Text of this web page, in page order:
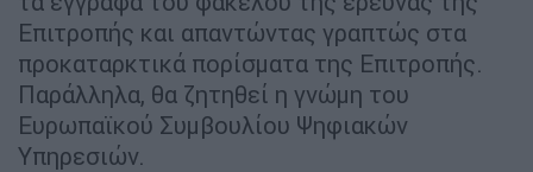
Επιτροπής και απαντώντας γραπτώς στα
προκαταρκτικά πορίσματα της Επιτροπής.
Παράλληλα, θα ζητηθεί η γνώμη του
Ευρωπαϊκού Συμβουλίου Ψηφιακών
Υπηρεσιών.